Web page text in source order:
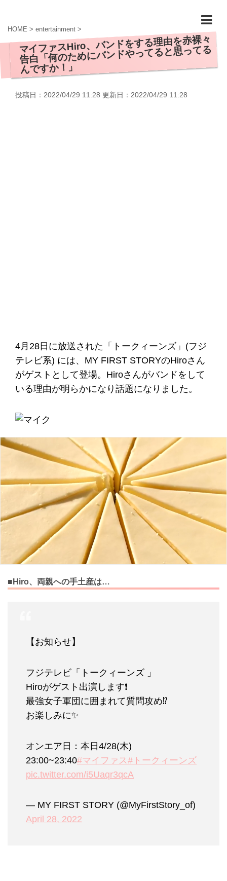
HOME > entertainment >
マイファスHiro、バンドをする理由を赤裸々
告白「何のためにバンドやってると思ってる
んですか！」
投稿日：2022/04/29 11:28 更新日： 2022/04/29 11:28
4月28日に放送された「トークィーンズ」(フジ
テレビ系) には、MY FIRST STORYのHiroさん
がゲストとして登場。Hiroさんがバンドをして
いる理由が明らかになり話題になりました。
■Hiro、両親への手土産は…
【お知らせ】
フジテレビ「トークィーンズ 」
Hiroがゲスト出演します❗️
最強女子軍団に囲まれて質問攻め⁉️
お楽しみに✨
オンエア日：本日4/28(木)
23:00~23:40#マイファス#トークィーンズ
pic.twitter.com/i5Uaqr3qcA
— MY FIRST STORY (@MyFirstStory_of)
April 28, 2022